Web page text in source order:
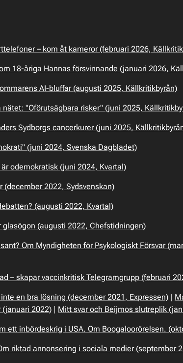
– kom åt kameror (februari 2026,
18-åriga Hannas försvinnande (januari 2026,
AI-bluffar (augusti 2025, Källkritikbyrån)
"Oförutsägbara risker" (juni 2025,
Sydborgs cancerkurer (juni 2025,
(juni 2024, Svenska Dagbladet)
odemokratisk (juni 2024, Kvartal)
(december 2022, Sydsvenskan)
(augusti 2022, Kvartal)
(augusti 2022, Chefstidningen)
Om Myndigheten för Psykologiskt Försvar
– skapar vaccinkritisk Telegramgrupp (februari
en bra lösning (december 2021, Expressen) |
2022) | Mitt svar och Beijmos slutreplik
ett inbördeskrig i USA. Om Boogaloorörelsen.
riktad annonsering i sociala medier (september